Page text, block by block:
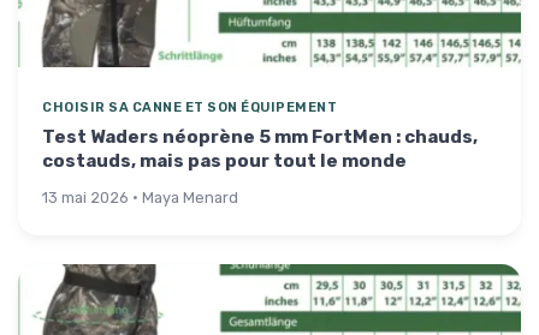
CHOISIR SA CANNE ET SON ÉQUIPEMENT
Test Waders néoprène 5 mm FortMen : chauds,
costauds, mais pas pour tout le monde
13 mai 2026 · Maya Menard